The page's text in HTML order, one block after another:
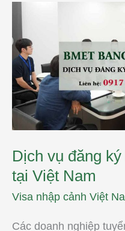
Dịch vụ đăng
tại Việt Nam
Visa nhập cảnh Việt
Các doanh nghiệp
Dịch
vụ
đăng
ký
BMET
Bangladesh
tại
Việt
Nam